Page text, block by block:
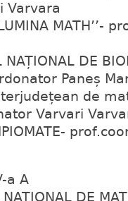
Varvara
MATH’’-
DE
Paneș
de
Varvari
a A
DE